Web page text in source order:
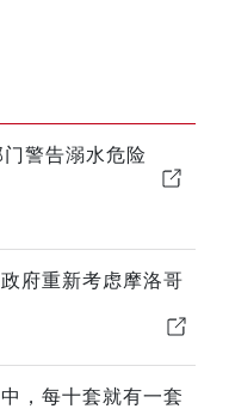
警告溺水危险
府重新考虑摩洛哥
，每十套就有一套